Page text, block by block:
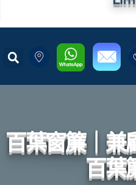
百葉窗簾｜兼
百葉